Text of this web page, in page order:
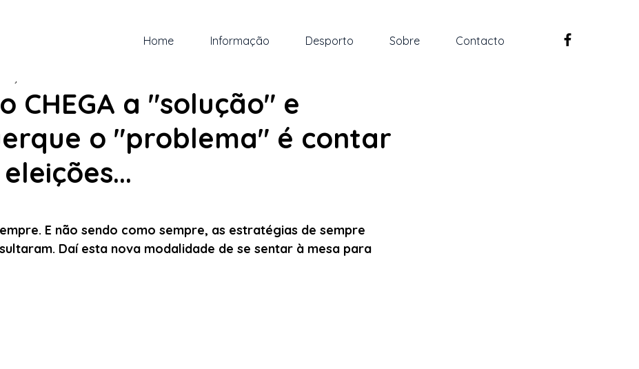
Home Informação Desporto Sobre Contacto
CHEGA a "solução" e
o "problema" é contar
de 5 estrelas.
E não sendo como sempre, as estratégias de sempre
Daí esta nova modalidade de se sentar à mesa para